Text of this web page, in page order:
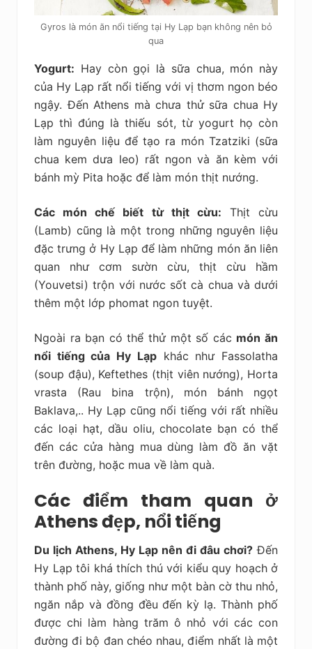
Gyros là món ăn nổi tiếng tại Hy Lạp bạn không nên bỏ
qua
Yogurt: Hay còn gọi là sữa chua, món này
của Hy Lạp rất nổi tiếng với vị thơm ngon béo
ngậy. Đến Athens mà chưa thử sữa chua Hy
Lạp thì đúng là thiếu sót, từ yogurt họ còn
làm nguyên liệu để tạo ra món Tzatziki (sữa
chua kem dưa leo) rất ngon và ăn kèm với
bánh mỳ Pita hoặc để làm món thịt nướng.
Các món chế biết từ thịt cừu: Thịt cừu
(Lamb) cũng là một trong những nguyên liệu
đặc trưng ở Hy Lạp để làm những món ăn liên
quan như cơm sườn cừu, thịt cừu hầm
(Youvetsi) trộn với nước sốt cà chua và dưới
thêm một lớp phomat ngon tuyệt.
Ngoài ra bạn có thể thử một số các món ăn
nổi tiếng của Hy Lạpkhác như Fassolatha
(soup đậu), Keftethes (thịt viên nướng), Horta
vrasta (Rau bina trộn), món bánh ngọt
Baklava,.. Hy Lạp cũng nổi tiếng với rất nhiều
các loại hạt, dầu oliu, chocolate bạn có thể
đến các cửa hàng mua dùng làm đồ ăn vặt
trên đường, hoặc mua về làm quà.
Các điểm tham quan ở
Athens đẹp, nổi tiếng
Du lịch Athens, Hy Lạp nên đi đâu chơi? Đến
Hy Lạp tôi khá thích thú với kiểu quy hoạch ở
thành phố này, giống như một bàn cờ thu nhỏ,
ngăn nắp và đồng đều đến kỳ lạ. Thành phố
được chi làm hàng trăm ô nhỏ với các con
đường đi bộ đan chéo nhau, điểm nhất là một